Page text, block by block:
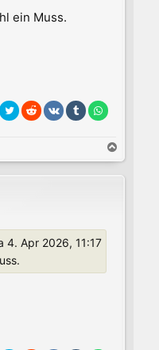
ein Muss.
a
c
4. Apr 2026, 11:17